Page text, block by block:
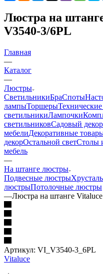
Люстра на
V3540-3/6PL
Главная
—
Каталог
—
Люстры
СветильникиБраСпоты
лампыТоршеры
светильникиЛампочки
светильниковСадовый декор
мебелиДекоративные
декорОстальной светСтолы
мебель
—
На штанге люстры
Подвесные люстры
люстрыПотолочные люстры
—Люстра на штанге
Артикул: VI_V3540-3_6PL
Vitaluce